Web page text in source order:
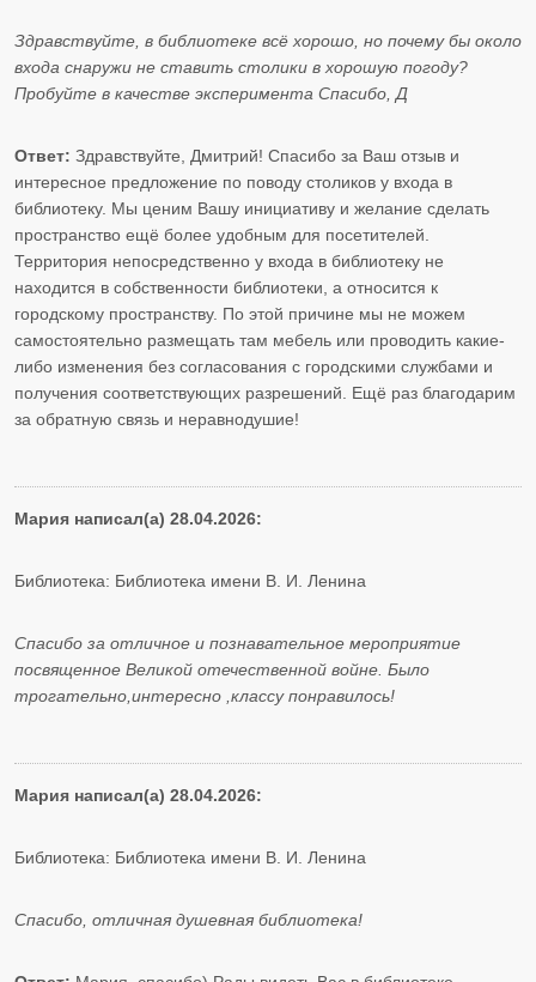
Здравствуйте, в библиотеке всё хорошо, но почему бы около
входа снаружи не ставить столики в хорошую погоду?
Пробуйте в качестве эксперимента Спасибо, Д
Ответ: Здравствуйте, Дмитрий! Спасибо за Ваш отзыв и
интересное предложение по поводу столиков у входа в
библиотеку. Мы ценим Вашу инициативу и желание сделать
пространство ещё более удобным для посетителей.
Территория непосредственно у входа в библиотеку не
находится в собственности библиотеки, а относится к
городскому пространству. По этой причине мы не можем
самостоятельно размещать там мебель или проводить какие-
либо изменения без согласования с городскими службами и
получения соответствующих разрешений. Ещё раз благодарим
за обратную связь и неравнодушие!
Мария написал(а) 28.04.2026:
Библиотека: Библиотека имени В. И. Ленина
Спасибо за отличное и познавательное мероприятие
посвященное Великой отечественной войне. Было
трогательно,интересно ,классу понравилось!
Мария написал(а) 28.04.2026:
Библиотека: Библиотека имени В. И. Ленина
Спасибо, отличная душевная библиотека!